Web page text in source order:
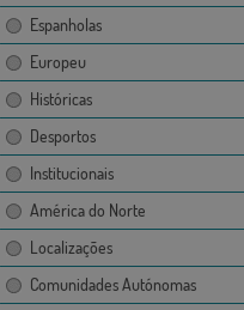
Espanholas
Europeu
Históricas
Desportos
Institucionais
América do Norte
Localizações
Comunidades Autónomas